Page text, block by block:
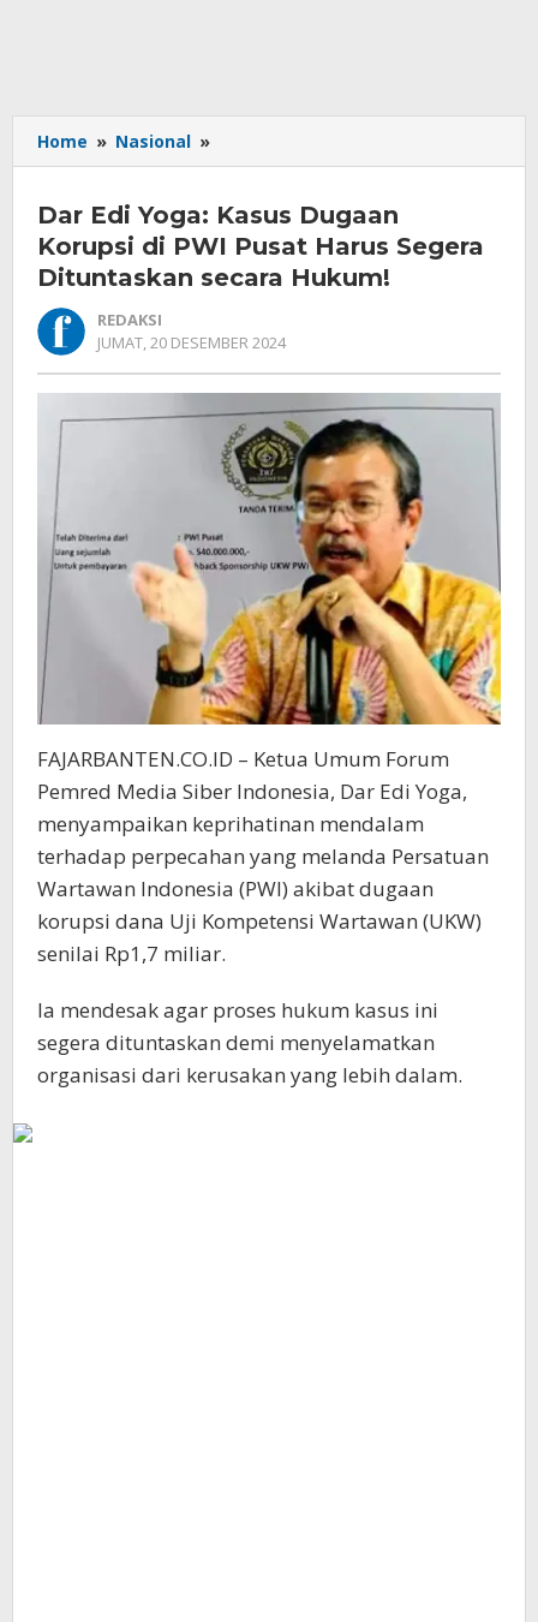
Home » Nasional »
Edi
Kasus
Dugaan
di
Pusat
Harus
Segera
Dituntaskan
secara
Hukum!
Dar Edi Yoga: Kasus Dugaan
Korupsi di PWI Pusat Harus Segera
Dituntaskan secara Hukum!
REDAKSI
JUMAT, 20 DESEMBER 2024
FAJARBANTEN.CO.ID – Ketua Umum Forum
Pemred Media Siber Indonesia, Dar Edi Yoga,
menyampaikan keprihatinan mendalam
terhadap perpecahan yang melanda Persatuan
Wartawan Indonesia (PWI) akibat dugaan
korupsi dana Uji Kompetensi Wartawan (UKW)
senilai Rp1,7 miliar.
Ia mendesak agar proses hukum kasus ini
segera dituntaskan demi menyelamatkan
organisasi dari kerusakan yang lebih dalam.